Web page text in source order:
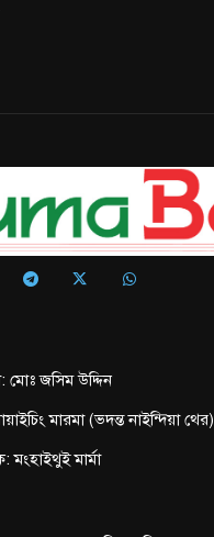
মোঃ জসিম উদ্দিন
মারমা (ভদন্ত নাইন্দিয়া থের)
মংহাইথুই মার্মা